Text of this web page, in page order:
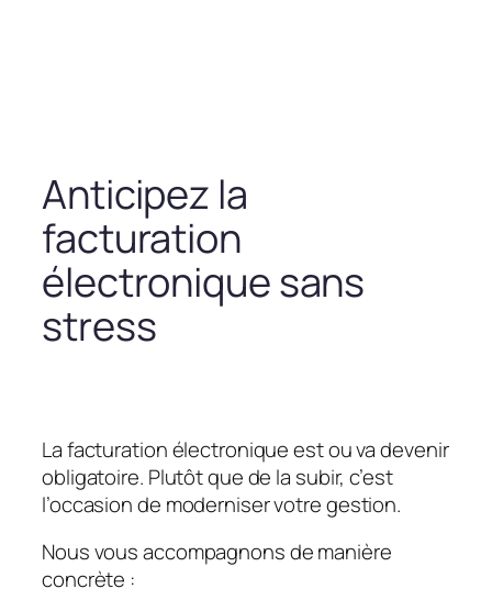
Anticipez la
facturation
électronique sans
stress
La facturation électronique est ou va devenir
obligatoire. Plutôt que de la subir, c’est
l’occasion de moderniser votre gestion.
Nous vous accompagnons de manière
concrète :